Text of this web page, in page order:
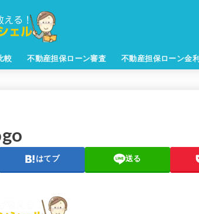
較 不動産担保ローン審査 不動産担保ローン金利
はてブ 送る